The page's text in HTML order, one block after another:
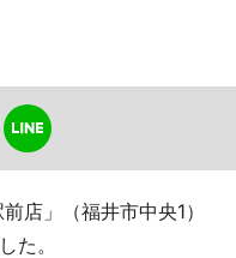
店」（福井市中央1）
た。